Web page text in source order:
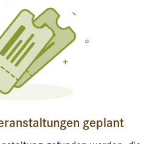
geplant